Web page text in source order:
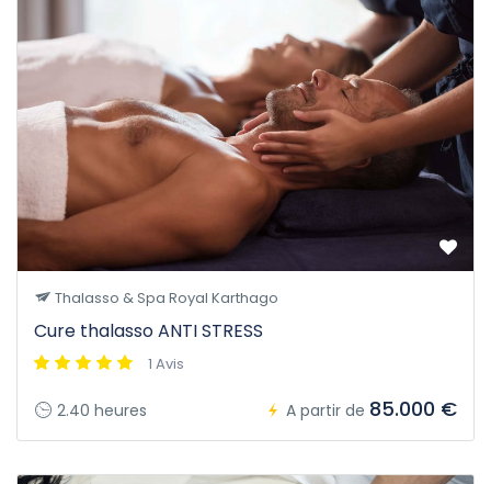
Thalasso & Spa Royal Karthago
Cure thalasso ANTI STRESS
1 Avis
2.40 heures A partir de 85.000 €